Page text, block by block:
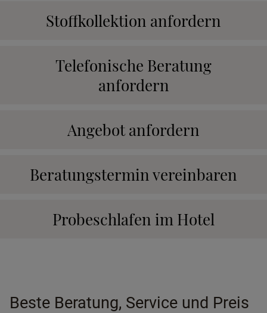
Stoffkollektion anfordern
Telefonische Beratung
anfordern
Angebot anfordern
Beratungstermin vereinbaren
Probeschlafen im Hotel
Beste Beratung, Service und Preis